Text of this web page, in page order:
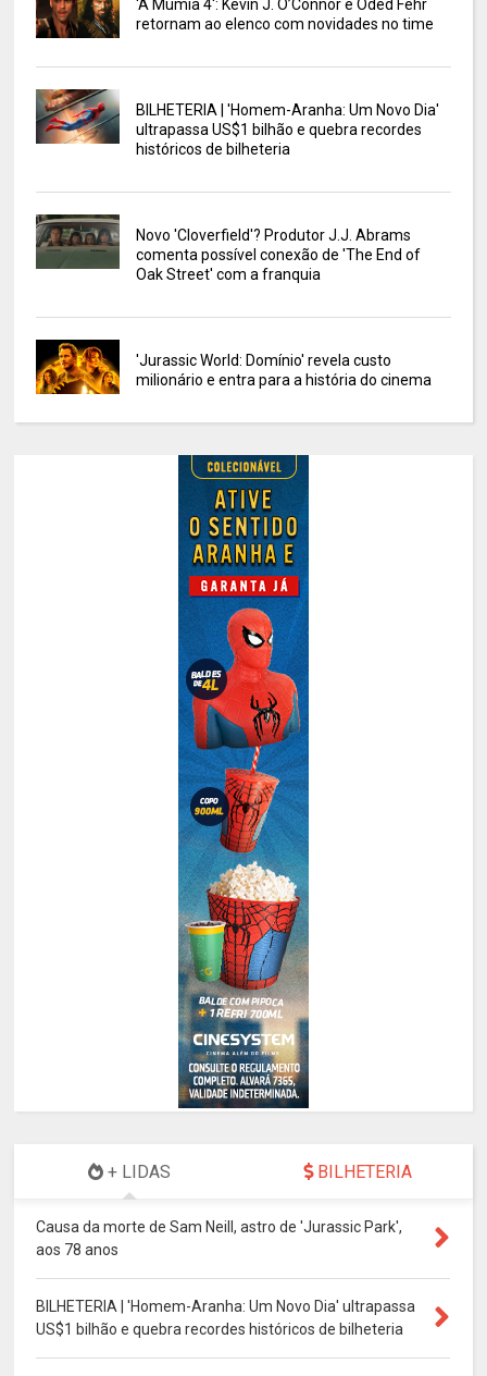
'A Múmia 4': Kevin J. O’Connor e Oded Fehr
retornam ao elenco com novidades no time
BILHETERIA | 'Homem-Aranha: Um Novo Dia'
ultrapassa US$1 bilhão e quebra recordes
históricos de bilheteria
Novo 'Cloverfield'? Produtor J.J. Abrams
comenta possível conexão de 'The End of
Oak Street' com a franquia
'Jurassic World: Domínio' revela custo
milionário e entra para a história do cinema
+ LIDAS BILHETERIA
Causa da morte de Sam Neill, astro de 'Jurassic Park',
aos 78 anos
BILHETERIA | 'Homem-Aranha: Um Novo Dia' ultrapassa
US$1 bilhão e quebra recordes históricos de bilheteria